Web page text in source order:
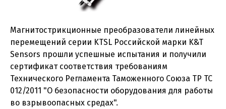
Магнитострикционные преобразователи линейных
перемещений серии KTSL Российской марки K&T
Sensors прошли успешные испытания и получили
сертификат соответствия требованиям
Технического Регламента Таможенного Союза ТР ТС
012/2011 "О безопасности оборудования для работы
во взрывоопасных средах".